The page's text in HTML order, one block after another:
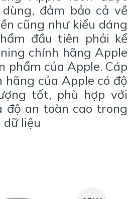
đảm bảo cả về
cũng như kiểu dáng
đầu tiên phải kể
chính hãng Apple
phẩm của Apple. Cáp
hãng của Apple có độ
tốt, phù hợp với
độ an toàn cao trong
liệu